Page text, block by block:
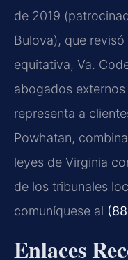
de 2019
Bulova), que
equitativa, Va.
abogados
representa a
Powhatan,
leyes de Virginia
de los tribunales
comuníquese al
Enlaces